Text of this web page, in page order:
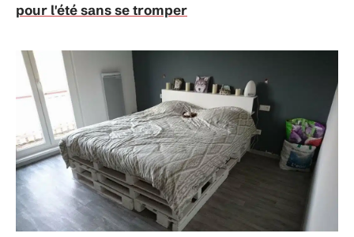
pour l'été sans se tromper